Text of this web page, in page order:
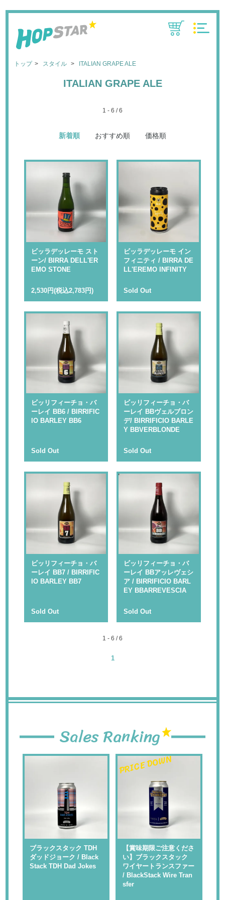
トップ スタイル ITALIAN GRAPE ALE
ITALIAN GRAPE ALE
1 - 6 / 6
新着順 おすすめ順 価格順
ビッラデッレーモ スト
ーン/ BIRRA DELL'ER
EMO STONE
2,530円(税込2,783円)
ビッラデッレーモ イン
フィニティ / BIRRA DE
LL'EREMO INFINITY
Sold Out
ビッリフィーチョ・バ
ーレイ BB6 / BIRRIFIC
IO BARLEY BB6
Sold Out
ビッリフィーチョ・バ
ーレイ BBヴェルブロン
デ/ BIRRIFICIO BARLE
Y BBVERBLONDE
Sold Out
ビッリフィーチョ・バ
ーレイ BB7 / BIRRIFIC
IO BARLEY BB7
Sold Out
ビッリフィーチョ・バ
ーレイ BBアッレヴェシ
ア / BIRRIFICIO BARL
EY BBARREVESCIA
Sold Out
1 - 6 / 6
1
Sales Ranking
ブラックスタック TDH
ダッドジョーク / Black
Stack TDH Dad Jokes
PRICE DOWN
【賞味期限ご注意くださ
い】ブラックスタック
ワイヤートランスファー
/ BlackStack Wire Tran
sfer